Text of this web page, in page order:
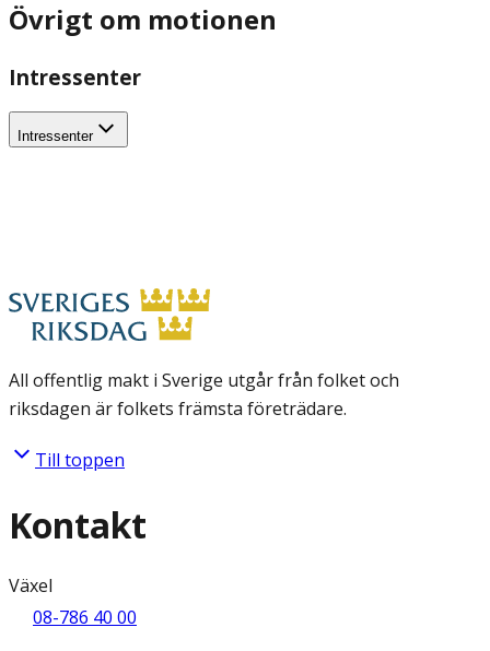
Övrigt om motionen
Intressenter
Intressenter
All offentlig makt i Sverige utgår från folket och
riksdagen är folkets främsta företrädare.
Till toppen
Kontakt
Växel
08-786 40 00